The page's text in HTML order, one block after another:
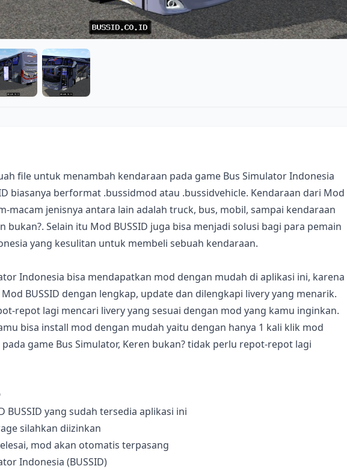
file untuk menambah kendaraan pada game Bus Simulator Indonesia
biasanya berformat .bussidmod atau .bussidvehicle. Kendaraan dari Mod
macam jenisnya antara lain adalah truck, bus, mobil, sampai kendaraan
bukan?. Selain itu Mod BUSSID juga bisa menjadi solusi bagi para pemain
yang kesulitan untuk membeli sebuah kendaraan.
Indonesia bisa mendapatkan mod dengan mudah di aplikasi ini, karena
BUSSID dengan lengkap, update dan dilengkapi livery yang menarik.
repot lagi mencari livery yang sesuai dengan mod yang kamu inginkan.
bisa install mod dengan mudah yaitu dengan hanya 1 kali klik mod
game Bus Simulator, Keren bukan? tidak perlu repot-repot lagi
BUSSID yang sudah tersedia aplikasi ini
silahkan diizinkan
mod akan otomatis terpasang
Indonesia (BUSSID)